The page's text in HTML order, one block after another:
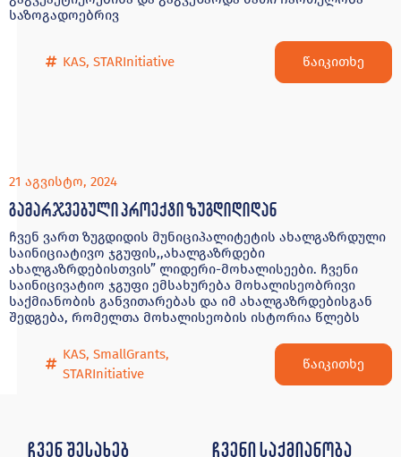
საზოგადოებრივ
KAS, STARInitiative წაიკითხე
21 აგვისტო, 2024
გამარჯვებული პროექტი ზუგდიდიდან
ჩვენ ვართ ზუგდიდის მუნიციპალიტეტის ახალგაზრდული
საინიციატივო ჯგუფის,,ახალგაზრდები
ახალგაზრდებისთვის” ლიდერი-მოხალისეები. ჩვენი
საინიცივატიო ჯგუფი ემსახურება მოხალისეობრივი
საქმიანობის განვითარებას და იმ ახალგაზრდებისგან
შედგება, რომელთა მოხალისეობის ისტორია წლებს
KAS, SmallGrants,
STARInitiative
წაიკითხე
ჩვენ შესახებ ჩვენი საქმიანობა